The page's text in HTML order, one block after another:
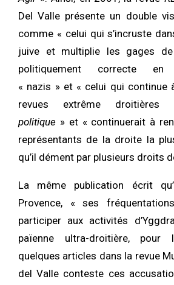
Del Valle présente un double
comme « celui qui s’incruste
juive et multiplie les gages
politiquement correcte
« nazis » et « celui qui continue
revues extrême droitières
politique » et « continuerait à
représentants de la droite la
qu’il dément par plusieurs droits
La même publication écrit
Provence, « ses
participer aux activités
païenne ultra-droitière,
quelques articles dans la revue
del Valle conteste ces